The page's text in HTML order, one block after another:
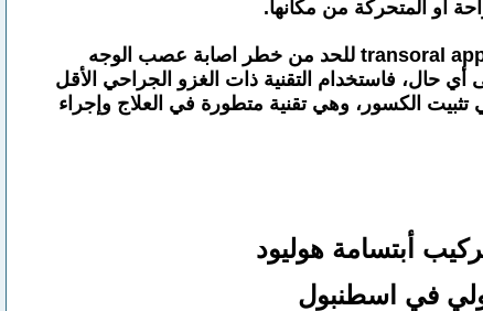
أو المتحركة من مكانها.
ويفضل الكثيرون تطبيق الطرق الأقل غزوا جراحيا للجسم كعمل اصلاح كسر مفصل الفك عن طريق تجويف الفم transoral approach للحد من خطر اصابة عصب الوجه
حال، فاستخدام التقنية ذات الغزو الجراحي الأقل
الكسور، وهي تقنية متطورة في العلاج وإجراء
أبتسامة هوليود
في اسطنبول